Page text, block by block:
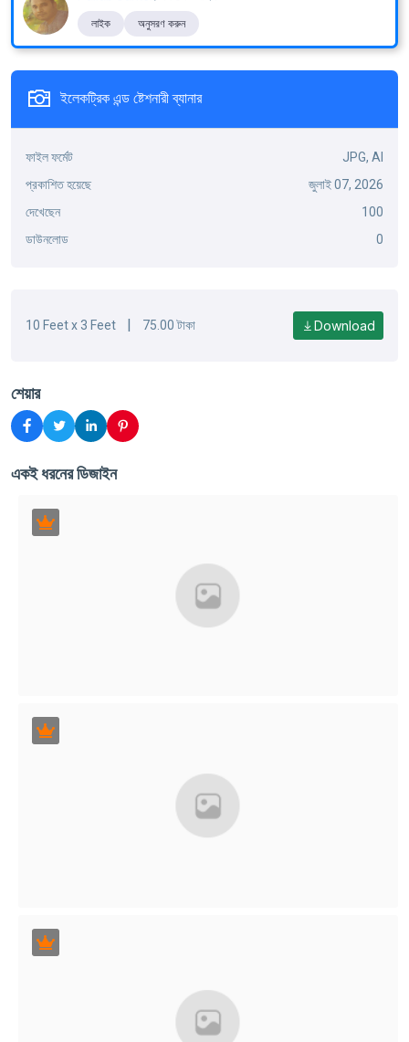
লাইক অনুসরণ করুন
ইলেকট্রিক এন্ড ষ্টেশনারী ব্যানার
ফাইল ফর্মেট
JPG, AI
প্রকাশিত হয়েছে
জুলাই 07, 2026
দেখেছেন
100
ডাউনলোড
0
10 Feet x 3 Feet 75.00 টাকা Download
শেয়ার
একই ধরনের ডিজাইন